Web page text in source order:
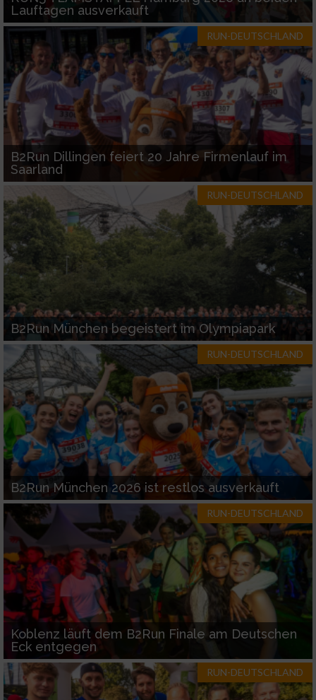
Lauftagen ausverkauft
RUN-DEUTSCHLAND
B2Run Dillingen feiert 20 Jahre Firmenlauf im
Saarland
RUN-DEUTSCHLAND
B2Run München begeistert im Olympiapark
RUN-DEUTSCHLAND
B2Run München 2026 ist restlos ausverkauft
RUN-DEUTSCHLAND
Koblenz läuft dem B2Run Finale am Deutschen
Eck entgegen
RUN-DEUTSCHLAND